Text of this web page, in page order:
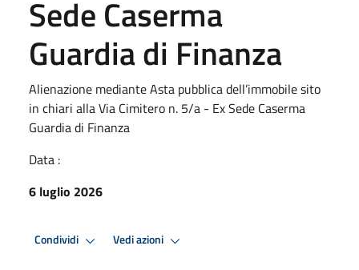
Sede Caserma
Guardia di Finanza
Alienazione mediante Asta pubblica dell’immobile sito
in chiari alla Via Cimitero n. 5/a - Ex Sede Caserma
Guardia di Finanza
Data :
6 luglio 2026
Condividi Vedi azioni